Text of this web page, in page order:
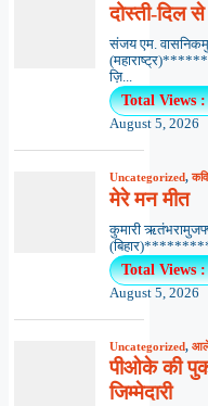
दोस्ती-दिल
संजय एम.
ज़ि...
Total Views :
August 5, 2026
Uncategorized,
मेरे मन मीत
कुमारी
Total Views :
August 5, 2026
Uncategorized,
पीओके की
जिम्मेदारी